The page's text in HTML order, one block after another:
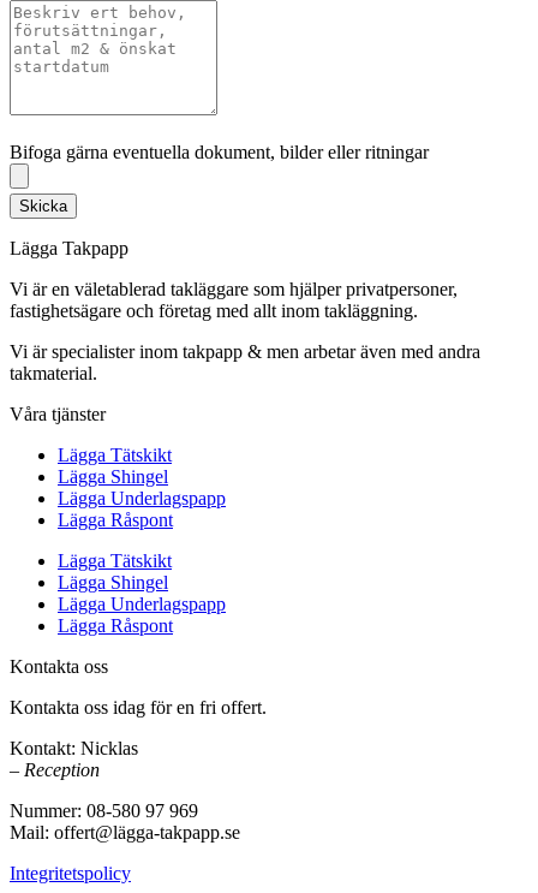
Bifoga gärna eventuella dokument, bilder eller ritningar
Skicka
Lägga Takpapp
Vi är en väletablerad takläggare som hjälper privatpersoner,
fastighetsägare och företag med allt inom takläggning.
Vi är specialister inom takpapp & men arbetar även med andra
takmaterial.
Våra tjänster
Lägga Tätskikt
Lägga Shingel
Lägga Underlagspapp
Lägga Råspont
Lägga Tätskikt
Lägga Shingel
Lägga Underlagspapp
Lägga Råspont
Kontakta oss
Kontakta oss idag för en fri offert.
Kontakt: Nicklas
– Reception
Nummer: 08-580 97 969
Mail: offert@lägga-takpapp.se
Integritetspolicy